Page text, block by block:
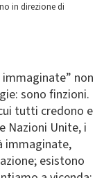
in direzione di
non
sono finzioni.
tutti credono e
Nazioni Unite, i
immaginate,
esistono